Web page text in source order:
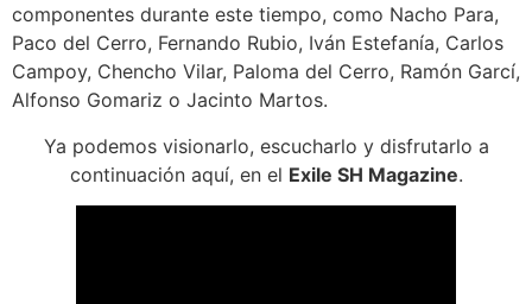
componentes durante este tiempo, como Nacho Para,
Paco del Cerro, Fernando Rubio, Iván Estefanía, Carlos
Campoy, Chencho Vilar, Paloma del Cerro, Ramón Garcí,
Alfonso Gomariz o Jacinto Martos.
Ya podemos visionarlo, escucharlo y disfrutarlo a
continuación aquí, en el Exile SH Magazine.